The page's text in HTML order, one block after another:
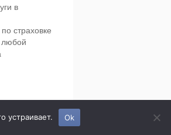
в
страховке
любой
в городе Сумы.
устраивает. Ok